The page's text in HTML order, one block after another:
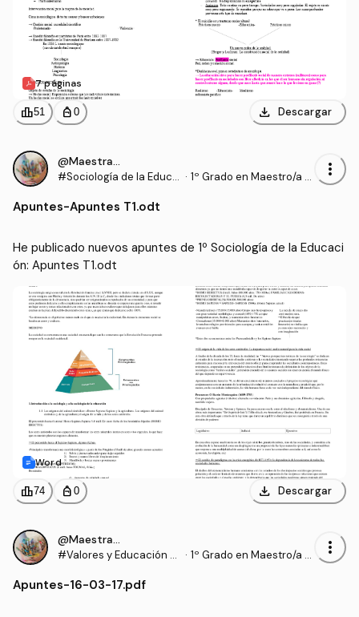
7 páginas
leaderboard51 personal_bag 0 download Descargar
@Maestrasu
#Sociología de la Educa · 1º Grado en Maestro/a d
more_vert
Apuntes-Apuntes T1.odt
He publicado nuevos apuntes de 1º Sociología de la Educaci
ón: Apuntes T1.odt
Word
leaderboard74 personal_bag 0 download Descargar
@Maestrasu
#Valores y Educación p
· 1º Grado en Maestro/a d
more_vert
Apuntes-16-03-17.pdf